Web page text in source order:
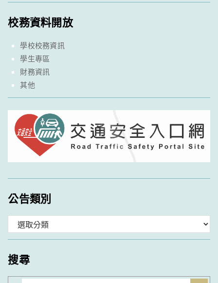
校務資料開放
學校校務資訊
學生專區
財務資訊
其他
公告類別
類
搜尋